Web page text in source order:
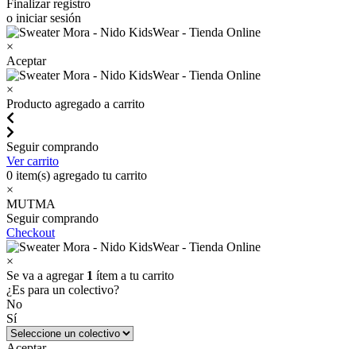
Finalizar registro
o iniciar sesión
×
Aceptar
×
Producto agregado a carrito
Seguir comprando
Ver carrito
0 item(s) agregado tu carrito
×
MUTMA
Seguir comprando
Checkout
×
Se va a agregar 1 ítem a tu carrito
¿Es para un colectivo?
No
Sí